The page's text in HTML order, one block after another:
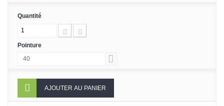
Quantité
Pointure
40
AJOUTER AU PANIER